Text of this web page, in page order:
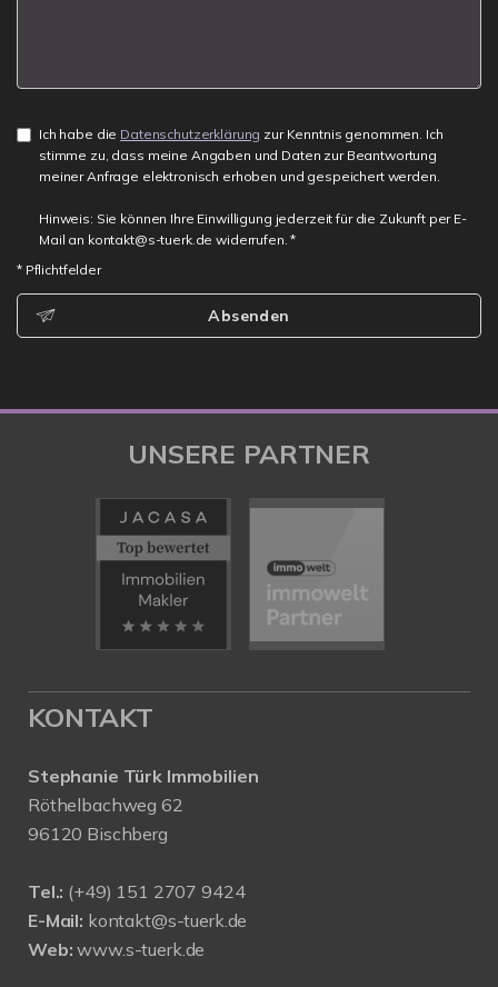
Ich habe die Datenschutzerklärung zur Kenntnis genommen. Ich
stimme zu, dass meine Angaben und Daten zur Beantwortung
meiner Anfrage elektronisch erhoben und gespeichert werden.
Hinweis: Sie können Ihre Einwilligung jederzeit für die Zukunft per E-
Mail an kontakt@s-tuerk.de widerrufen. *
* Pflichtfelder
Absenden
UNSERE PARTNER
KONTAKT
Stephanie Türk Immobilien
Röthelbachweg 62
96120 Bischberg
Tel.: (+49) 151 2707 9424
E-Mail: kontakt@s-tuerk.de
Web: www.s-tuerk.de